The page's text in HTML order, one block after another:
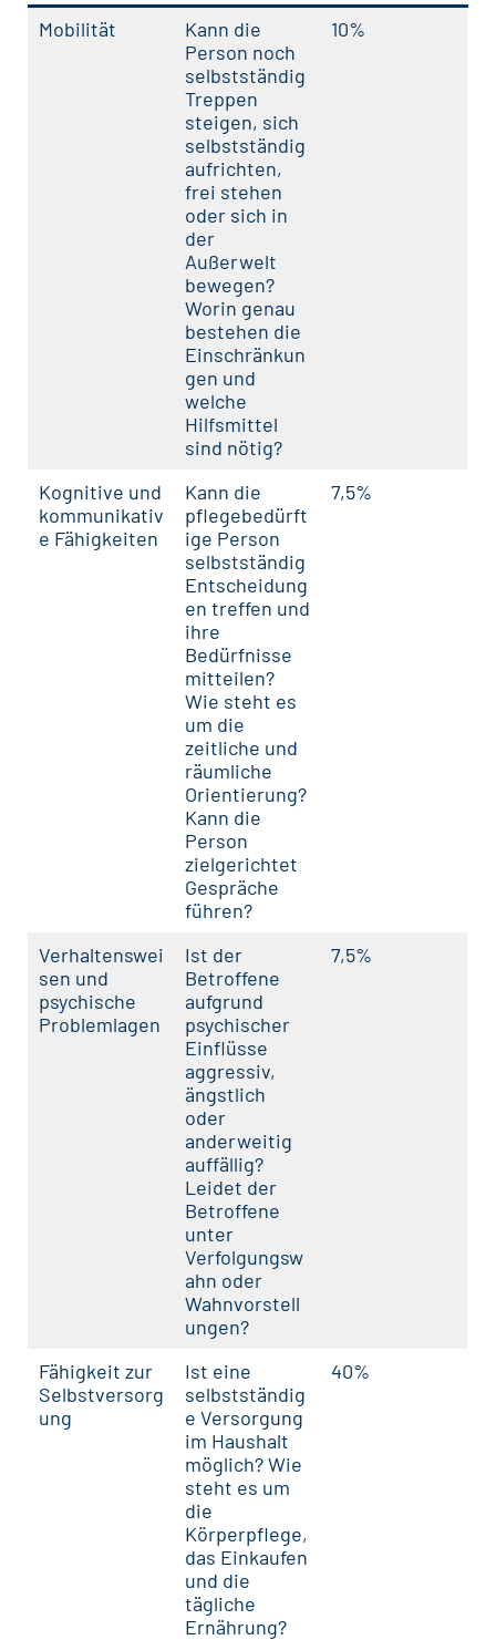
Mobilität
Kann die
Person noch
selbstständig
Treppen
steigen, sich
selbstständig
aufrichten,
frei stehen
oder sich in
der
Außerwelt
bewegen?
Worin genau
bestehen die
Einschränkun
gen und
welche
Hilfsmittel
sind nötig?
10%
Kognitive und
kommunikativ
e Fähigkeiten
Kann die
pflegebedürft
ige Person
selbstständig
Entscheidung
en treffen und
ihre
Bedürfnisse
mitteilen?
Wie steht es
um die
zeitliche und
räumliche
Orientierung?
Kann die
Person
zielgerichtet
Gespräche
führen?
7,5%
Verhaltenswei
sen und
psychische
Problemlagen
Ist der
Betroffene
aufgrund
psychischer
Einflüsse
aggressiv,
ängstlich
oder
anderweitig
auffällig?
Leidet der
Betroffene
unter
Verfolgungsw
ahn oder
Wahnvorstell
ungen?
7,5%
Fähigkeit zur
Selbstversorg
ung
Ist eine
selbstständig
e Versorgung
im Haushalt
möglich? Wie
steht es um
die
Körperpflege,
das Einkaufen
und die
tägliche
Ernährung?
40%